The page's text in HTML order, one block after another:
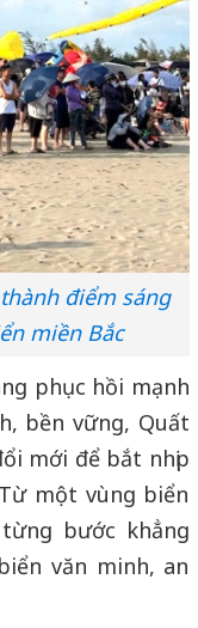
điểm sáng
miền Bắc
phục hồi mạnh
bền vững, Quất
mới để bắt nhịp
một vùng biển
bước khẳng
văn minh, an